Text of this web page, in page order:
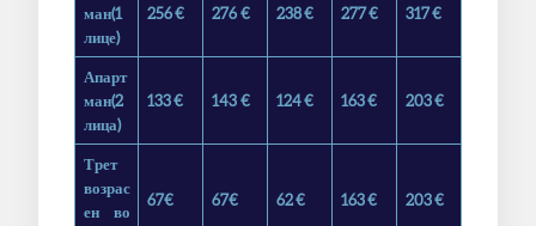
ман(1
лице)
256€ 276 € 238€ 277€ 317€
Апарт
ман(2
лица)
133€ 143 € 124€ 163€ 203€
Трет
возрас
ен во
67€ 67€ 62€ 163€ 203€